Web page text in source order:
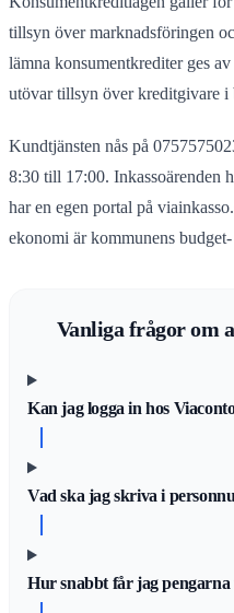
tillsyn över marknadsföringen
lämna konsumentkrediter ges
utövar tillsyn över kreditgivare i
Kundtjänsten nås på
8:30 till 17:00. Inkassoärenden
har en egen portal på
ekonomi är kommunens
Vanliga frågor om
Kan jag logga in hos
Vad ska jag skriva i
Hur snabbt får jag pengarna